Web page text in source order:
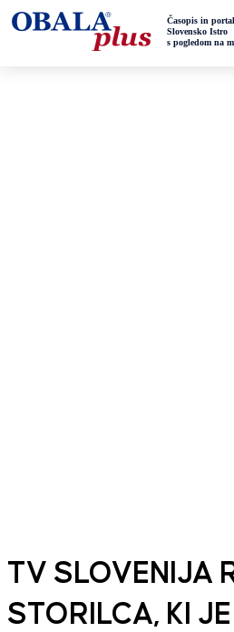
TV SLOVENIJA
STORILCA, KI